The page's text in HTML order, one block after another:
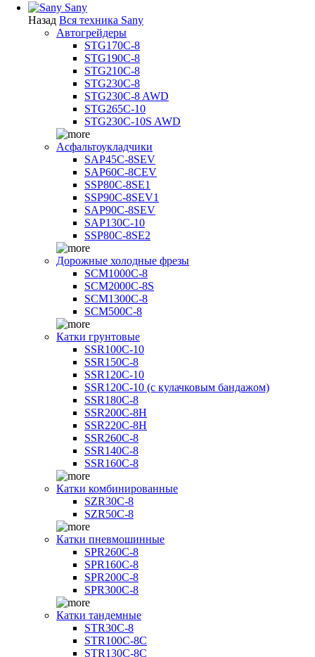
Sany
Назад Вся техника Sany
Автогрейдеры
STG170C-8
STG190C-8
STG210C-8
STG230C-8
STG230C-8 AWD
STG265C-10
STG230C-10S AWD
Асфальтоукладчики
SAP45С-8SEV
SAP60C-8CEV
SSP80C-8SE1
SSP90C-8SEV1
SAP90C-8SEV
SAP130C-10
SSP80C-8SE2
Дорожные холодные фрезы
SCM1000C-8
SCM2000C-8S
SCM1300C-8
SCM500C-8
Катки грунтовые
SSR100C-10
SSR150C-8
SSR120C-10
SSR120C-10 (с кулачковым бандажом)
SSR180C-8
SSR200C-8H
SSR220C-8H
SSR260C-8
SSR140C-8
SSR160C-8
Катки комбинированные
SZR30C-8
SZR50C-8
Катки пневмошинные
SPR260C-8
SPR160C-8
SPR200C-8
SPR300C-8
Катки тандемные
STR30C-8
STR100C-8С
STR130C-8С